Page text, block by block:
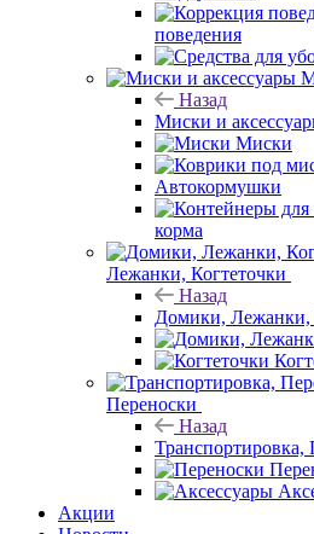
поведения
Назад
Миски и
Миски
Автокормушки
корма
Лежанки, Когтеточки
Назад
Домики, Лежанки,
Переноски
Назад
Транспортировка,
Акции